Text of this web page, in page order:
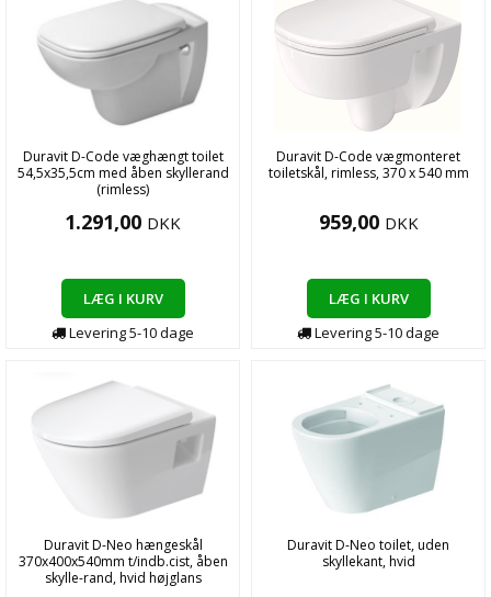
Duravit D-Code væghængt toilet
54,5x35,5cm med åben skyllerand
(rimless)
1.291,00 DKK
LÆG I KURV
Levering5-10dage
Duravit D-Code vægmonteret
toiletskål, rimless, 370 x 540 mm
959,00 DKK
LÆG I KURV
Levering5-10dage
Duravit D-Neo hængeskål
370x400x540mm t/indb.cist, åben
skylle-rand, hvid højglans
Duravit D-Neo toilet, uden
skyllekant, hvid